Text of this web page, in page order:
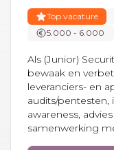
Top vacature
5.000 - 6.000
Als (Junior)
bewaak en
leveranciers- en
audits/pentesten,
awareness,
samenwerking